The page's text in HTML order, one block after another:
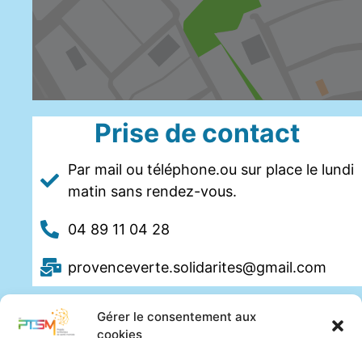
Gérer le consentement aux
cookies
Prise de contact
Par mail ou téléphone.ou sur place le lundi
matin sans rendez-vous.
04 89 11 04 28
provenceverte.solidarites@gmail.com